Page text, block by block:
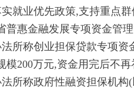
业优先政策,支持重点群
普惠金融发展专项资金管
称创业担保贷款专项资金
模200万元,资金用完后不再
称政府性融资担保机构(